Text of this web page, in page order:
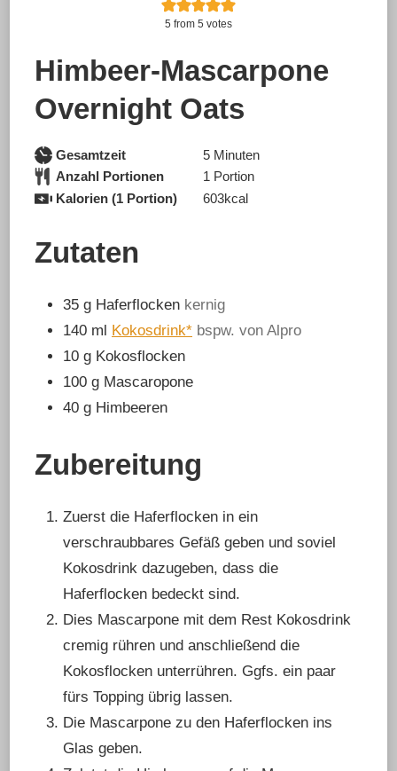
5 from 5 votes
Himbeer-Mascarpone
Overnight Oats
Gesamtzeit 5Minuten
Minuten
Anzahl Portionen
1 Portion
Kalorien (1 Portion)
603kcal
Zutaten
35 g Haferflocken kernig
140 ml Kokosdrink* bspw. von Alpro
10 g Kokosflocken
100 g Mascaropone
40 g Himbeeren
Zubereitung
Zuerst die Haferflocken in ein
verschraubbares Gefäß geben und soviel
Kokosdrink dazugeben, dass die
Haferflocken bedeckt sind.
Dies Mascarpone mit dem Rest Kokosdrink
cremig rühren und anschließend die
Kokosflocken unterrühren. Ggfs. ein paar
fürs Topping übrig lassen.
Die Mascarpone zu den Haferflocken ins
Glas geben.